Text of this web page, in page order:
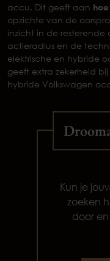
accu. Dit geeft aan
opzichte van de
inzicht in de
actieradius en de
elektrische en hybride
geeft extra zekerheid
hybride Volkswagen
Kun je
zoeken
door